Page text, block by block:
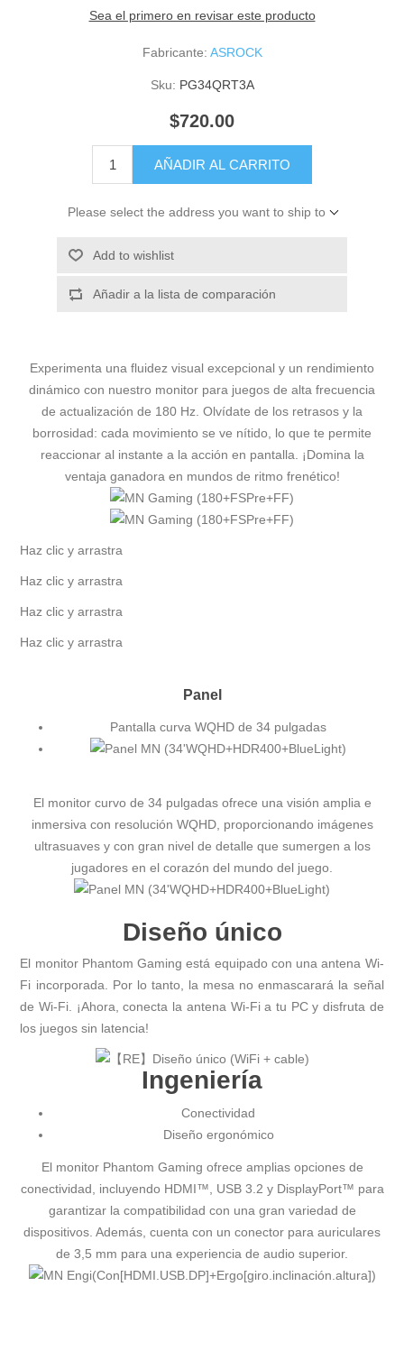
Sea el primero en revisar este producto
Fabricante: ASROCK
Sku: PG34QRT3A
$720.00
AÑADIR AL CARRITO
Please select the address you want to ship to
Add to wishlist
Añadir a la lista de comparación
Experimenta una fluidez visual excepcional y un rendimiento
dinámico con nuestro monitor para juegos de alta frecuencia
de actualización de 180 Hz. Olvídate de los retrasos y la
borrosidad: cada movimiento se ve nítido, lo que te permite
reaccionar al instante a la acción en pantalla. ¡Domina la
ventaja ganadora en mundos de ritmo frenético!
Haz clic y arrastra
Haz clic y arrastra
Haz clic y arrastra
Haz clic y arrastra
Panel
Pantalla curva WQHD de 34 pulgadas
El monitor curvo de 34 pulgadas ofrece una visión amplia e
inmersiva con resolución WQHD, proporcionando imágenes
ultrasuaves y con gran nivel de detalle que sumergen a los
jugadores en el corazón del mundo del juego.
Diseño único
El monitor Phantom Gaming está equipado con una antena Wi-
Fi incorporada. Por lo tanto, la mesa no enmascarará la señal
de Wi-Fi. ¡Ahora, conecta la antena Wi-Fi a tu PC y disfruta de
los juegos sin latencia!
Ingeniería
Conectividad
Diseño ergonómico
El monitor Phantom Gaming ofrece amplias opciones de
conectividad, incluyendo HDMI™, USB 3.2 y DisplayPort™ para
garantizar la compatibilidad con una gran variedad de
dispositivos. Además, cuenta con un conector para auriculares
de 3,5 mm para una experiencia de audio superior.